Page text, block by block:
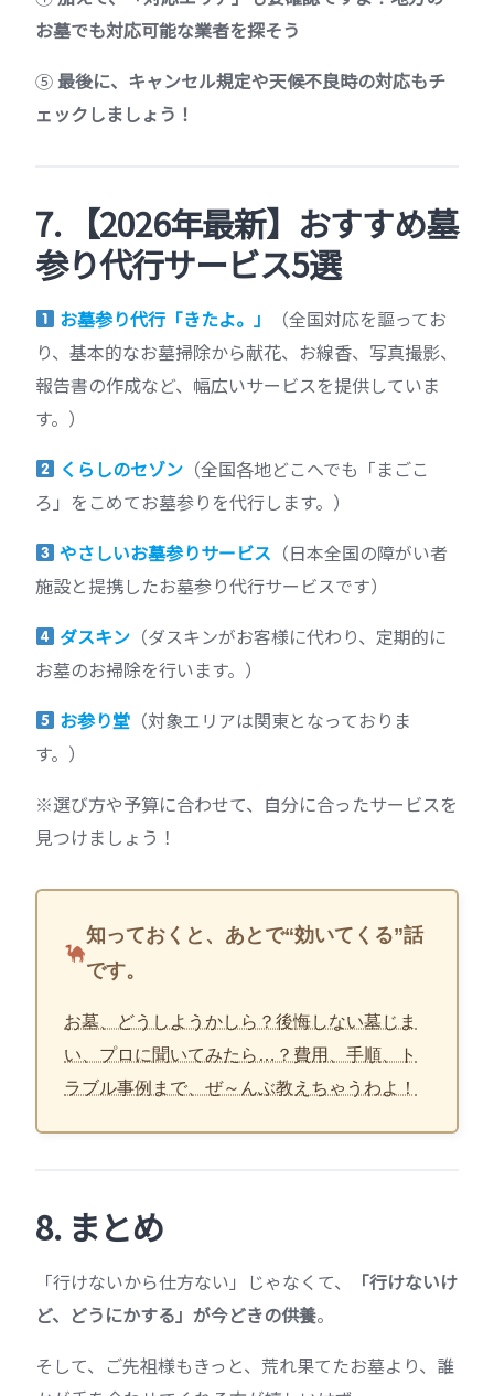
お墓でも対応可能な業者を探そう
⑤ 最後に、キャンセル規定や天候不良時の対応もチ
ェックしましょう！
7. 【2026年最新】おすすめ墓
参り代行サービス5選
お墓参り代行「きたよ。」
（全国対応を謳ってお
り、基本的なお墓掃除から献花、お線香、写真撮影、
報告書の作成など、幅広いサービスを提供していま
す。）
くらしのセゾン （全国各地どこへでも「まごこ
ろ」をこめてお墓参りを代行します。）
やさしいお墓参りサービス （日本全国の障がい者
施設と提携したお墓参り代行サービスです）
ダスキン （ダスキンがお客様に代わり、定期的に
お墓のお掃除を行います。）
お参り堂 （対象エリアは関東となっておりま
す。）
※選び方や予算に合わせて、自分に合ったサービスを
見つけましょう！
知っておくと、あとで“効いてくる”話
です。
お墓、どうしようかしら？後悔しない墓じま
い、プロに聞いてみたら…？費用、手順、ト
ラブル事例まで、ぜ～んぶ教えちゃうわよ！
8. まとめ
「行けないから仕方ない」じゃなくて、
「行けないけ
ど、どうにかする」が今どきの供養。
そして、ご先祖様もきっと、荒れ果てたお墓より、誰